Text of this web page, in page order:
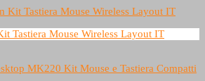
Tastiera Mouse Wireless Layout IT